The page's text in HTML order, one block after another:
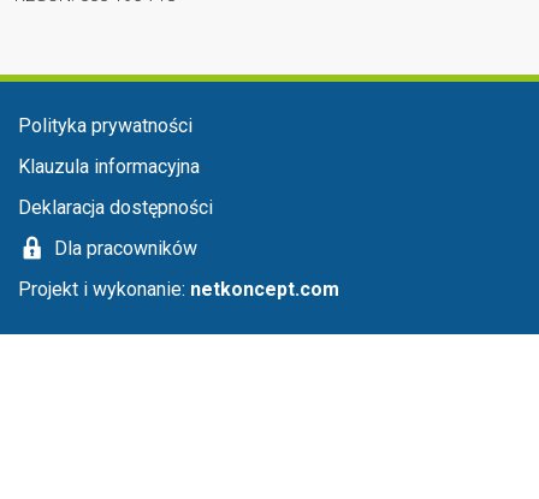
Menu stopka
Polityka prywatności
Klauzula informacyjna
Deklaracja dostępności
Dla pracowników
Projekt i wykonanie: netkoncept.com